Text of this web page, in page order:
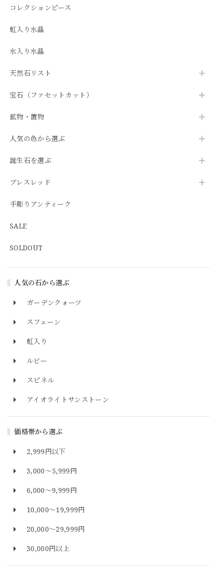
コレクションピース
虹入り水晶
水入り水晶
天然石リスト
宝石（ファセットカット）
鉱物・置物
人気の色から選ぶ
誕生石を選ぶ
ブレスレッド
手彫りアンティーク
SALE
SOLDOUT
人気の石から選ぶ
ガーデンクォーツ
スフェーン
虹入り
ルビー
スピネル
アイオライトサンストーン
価格帯から選ぶ
2,999円以下
3,000～5,999円
6,000～9,999円
10,000～19,999円
20,000～29,999円
30,000円以上